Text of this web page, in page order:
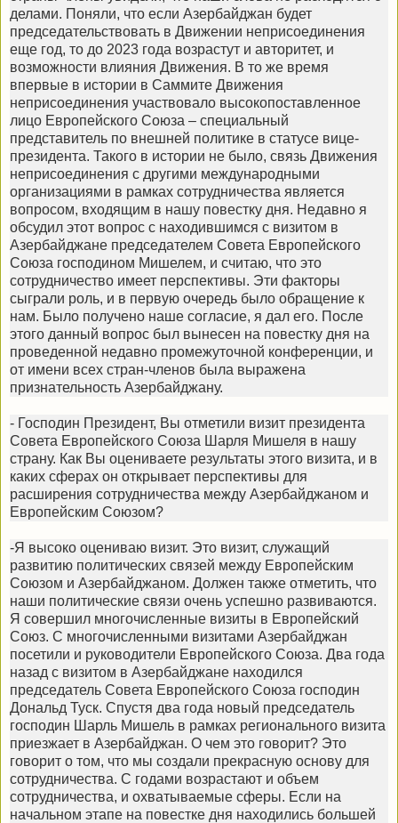
делами. Поняли, что если Азербайджан будет
председательствовать в Движении неприсоединения
еще год, то до 2023 года возрастут и авторитет, и
возможности влияния Движения. В то же время
впервые в истории в Саммите Движения
неприсоединения участвовало высокопоставленное
лицо Европейского Союза – специальный
представитель по внешней политике в статусе вице-
президента. Такого в истории не было, связь Движения
неприсоединения с другими международными
организациями в рамках сотрудничества является
вопросом, входящим в нашу повестку дня. Недавно я
обсудил этот вопрос с находившимся с визитом в
Азербайджане председателем Совета Европейского
Союза господином Мишелем, и считаю, что это
сотрудничество имеет перспективы. Эти факторы
сыграли роль, и в первую очередь было обращение к
нам. Было получено наше согласие, я дал его. После
этого данный вопрос был вынесен на повестку дня на
проведенной недавно промежуточной конференции, и
от имени всех стран-членов была выражена
признательность Азербайджану.
- Господин Президент, Вы отметили визит президента
Совета Европейского Союза Шарля Мишеля в нашу
страну. Как Вы оцениваете результаты этого визита, и в
каких сферах он открывает перспективы для
расширения сотрудничества между Азербайджаном и
Европейским Союзом?
-Я высоко оцениваю визит. Это визит, служащий
развитию политических связей между Европейским
Союзом и Азербайджаном. Должен также отметить, что
наши политические связи очень успешно развиваются.
Я совершил многочисленные визиты в Европейский
Союз. С многочисленными визитами Азербайджан
посетили и руководители Европейского Союза. Два года
назад с визитом в Азербайджане находился
председатель Совета Европейского Союза господин
Дональд Туск. Спустя два года новый председатель
господин Шарль Мишель в рамках регионального визита
приезжает в Азербайджан. О чем это говорит? Это
говорит о том, что мы создали прекрасную основу для
сотрудничества. С годами возрастают и объем
сотрудничества, и охватываемые сферы. Если на
начальном этапе на повестке дня находились большей